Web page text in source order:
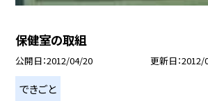
保健室の取組
公開日 2012/04/20 更新日 2012/
できごと